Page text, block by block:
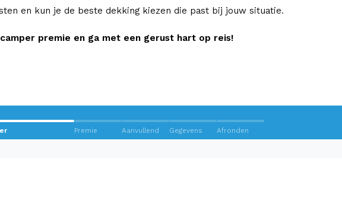
en kun je de beste dekking kiezen die past bij jouw situatie.
premie en ga met een gerust hart op reis!
Premie Aanvullend Gegevens Afronden